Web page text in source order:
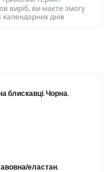
виріб, ви маєте змогу
днів
блискавці. Чорна.
еластан.